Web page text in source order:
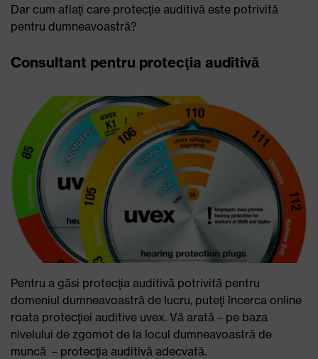
Dar cum aflaţi care protecţie auditivă este potrivită
pentru dumneavoastră?
Consultant pentru protecţia auditivă
Pentru a găsi protecţia auditivă potrivită pentru
domeniul dumneavoastră de lucru, puteţi încerca online
roata protecţiei auditive uvex. Vă arată – pe baza
nivelului de zgomot de la locul dumneavoastră de
muncă – protecţia auditivă adecvată.